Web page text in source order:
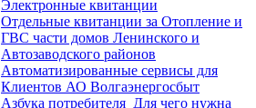
Электронные квитанции
Отдельные квитанции за Отопление и
ГВС части домов Ленинского и
Автозаводского районов
Автоматизированные сервисы для
Клиентов АО Волгаэнергосбыт
Азбука потребителя_Для чего нужна